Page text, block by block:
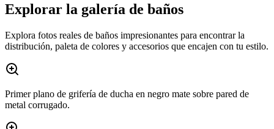
Explorar la galería de baños
Explora fotos reales de baños impresionantes para encontrar la
distribución, paleta de colores y accesorios que encajen con tu estilo.
Primer plano de grifería de ducha en negro mate sobre pared de
metal corrugado.